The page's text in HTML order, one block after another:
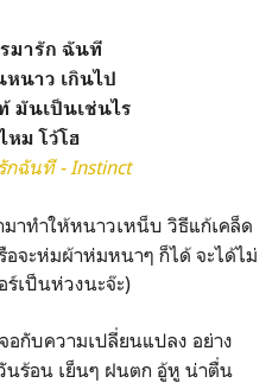
มารัก ฉันที
นาว เกินไป
มันเป็นเช่นไร
หม โว้โฮ
กฉันที - Instinct
มาทำให้หนาวเหน็บ วิธีแก้เคล็ด
จะห่มผ้าห่มหนาๆ ก็ได้ จะได้ไม่
เป็นห่วงนะจ๊ะ)
อกับความเปลี่ยนแปลง อย่าง
นร้อน เย็นๆ ฝนตก อู้หู น่าตื่น